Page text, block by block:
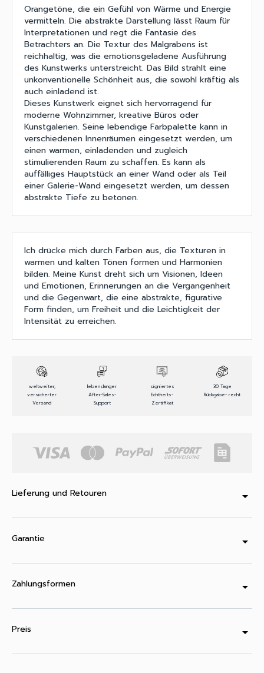
Orangetöne, die ein Gefühl von Wärme und Energie
vermitteln. Die abstrakte Darstellung lässt Raum für
Interpretationen und regt die Fantasie des
Betrachters an. Die Textur des Malgrabens ist
reichhaltig, was die emotionsgeladene Ausführung
des Kunstwerks unterstreicht. Das Bild strahlt eine
unkonventionelle Schönheit aus, die sowohl kräftig als
auch einladend ist.
Dieses Kunstwerk eignet sich hervorragend für
moderne Wohnzimmer, kreative Büros oder
Kunstgalerien. Seine lebendige Farbpalette kann in
verschiedenen Innenräumen eingesetzt werden, um
einen warmen, einladenden und zugleich
stimulierenden Raum zu schaffen. Es kann als
auffälliges Hauptstück an einer Wand oder als Teil
einer Galerie-Wand eingesetzt werden, um dessen
abstrakte Tiefe zu betonen.
Ich drücke mich durch Farben aus, die Texturen in
warmen und kalten Tönen formen und Harmonien
bilden. Meine Kunst dreht sich um Visionen, Ideen
und Emotionen, Erinnerungen an die Vergangenheit
und die Gegenwart, die eine abstrakte, figurative
Form finden, um Freiheit und die Leichtigkeit der
Intensität zu erreichen.
weltweiter,
versicherter
Versand
lebenslanger
After-Sales-
Support
signiertes
Echtheits-
Zertifikat
30 Tage
Rückgabe- recht
Lieferung und Retouren arrow_drop_down
Garantie arrow_drop_down
Zahlungsformen arrow_drop_down
Preis arrow_drop_down